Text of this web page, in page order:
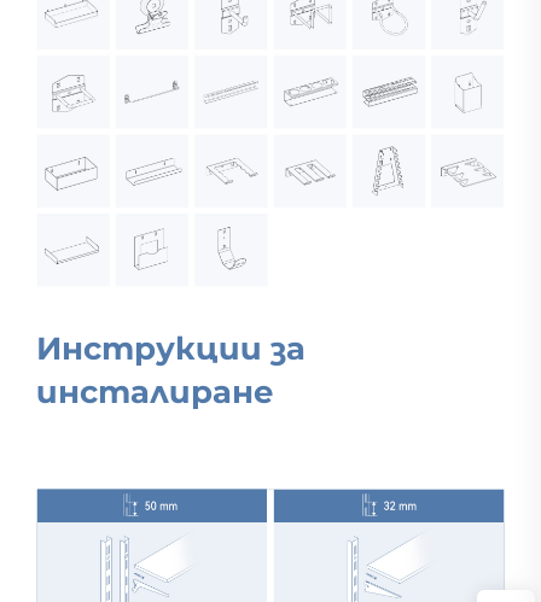
Инструкции за
инсталиране